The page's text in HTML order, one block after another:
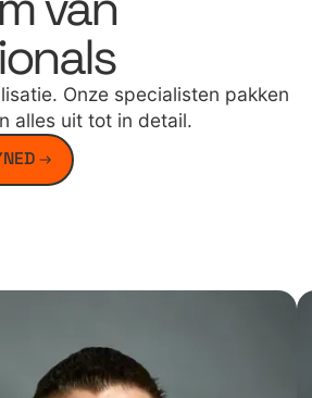
Onze specialisten pakken
alles uit tot in detail.